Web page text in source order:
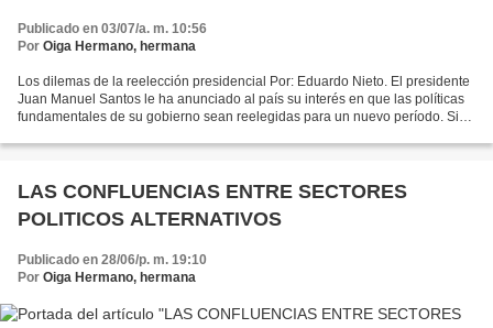
Publicado en 03/07/a. m. 10:56
Por Oiga Hermano, hermana
Los dilemas de la reelección presidencial Por: Eduardo Nieto. El presidente
Juan Manuel Santos le ha anunciado al país su interés en que las políticas
fundamentales de su gobierno sean reelegidas para un nuevo período. Sin
LAS CONFLUENCIAS ENTRE SECTORES
POLITICOS ALTERNATIVOS
Publicado en 28/06/p. m. 19:10
Por Oiga Hermano, hermana